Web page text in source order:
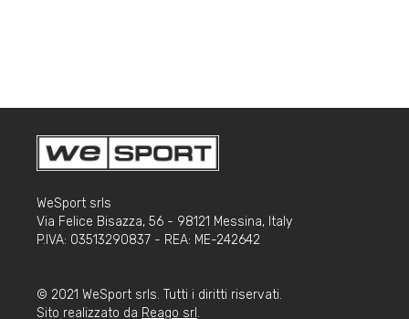
WeSport srls
Via Felice Bisazza, 56 - 98121 Messina, Italy
P.IVA: 03513290837 - REA: ME-242642
© 2021 WeSport srls. Tutti i diritti riservati.
Sito realizzato da Reago srl .